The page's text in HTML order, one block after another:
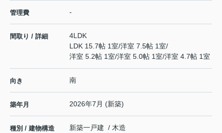
管理費 -
間取り / 詳細
4LDK
LDK 15.7帖 1室/洋室 7.5帖 1室/
洋室 5.2帖 1室/洋室 5.0帖 1室/洋室 4.7帖 1室
向き 南
築年月 2026年7月 (新築)
種別 / 建物構造 新築一戸建 / 木造